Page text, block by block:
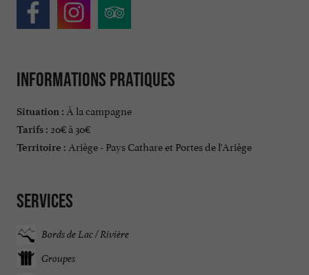
Informations pratiques
Situation : À la campagne
Tarifs : 20€ à 30€
Territoire : Ariège - Pays Cathare et Portes de l'Ariège
Services
Bords de Lac / Rivière
Groupes